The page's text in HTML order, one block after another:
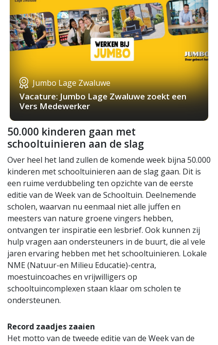
Jumbo Lage Zwaluwe
Vacature: Jumbo Lage Zwaluwe zoekt een
Vers Medewerker
50.000 kinderen gaan met
schooltuinieren aan de slag
Over heel het land zullen de komende week bijna 50.000
kinderen met schooltuinieren aan de slag gaan. Dit is
een ruime verdubbeling ten opzichte van de eerste
editie van de Week van de Schooltuin. Deelnemende
scholen, waarvan nu eenmaal niet alle juffen en
meesters van nature groene vingers hebben,
ontvangen ter inspiratie een lesbrief. Ook kunnen zij
hulp vragen aan ondersteuners in de buurt, die al vele
jaren ervaring hebben met het schooltuinieren. Lokale
NME (Natuur-en Milieu Educatie)-centra,
moestuincoaches en vrijwilligers op
schooltuincomplexen staan klaar om scholen te
ondersteunen.
Record zaadjes zaaien
Het motto van de tweede editie van de Week van de